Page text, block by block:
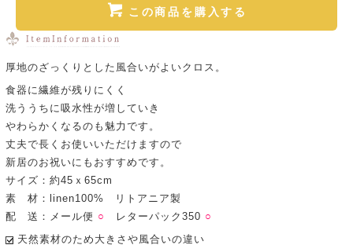
この商品を購入する
厚地のざっくりとした風合いがよいクロス。
食器に繊維が残りにくく
洗ううちに吸水性が増していき
やわらかくなるのも魅力です。
丈夫で長くお使いいただけますので
新居のお祝いにもおすすめです。
サイズ：約45ｘ65cm
素 材：linen100% リトアニア製
配 送：メール便 ○ レターパック350 ○
天然素材のため大きさや風合いの違い